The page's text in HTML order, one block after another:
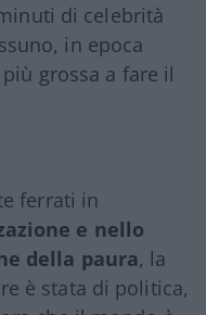
di celebrità
in epoca
grossa a fare il
ferrati in
e nello
della paura, la
è stata di politica,